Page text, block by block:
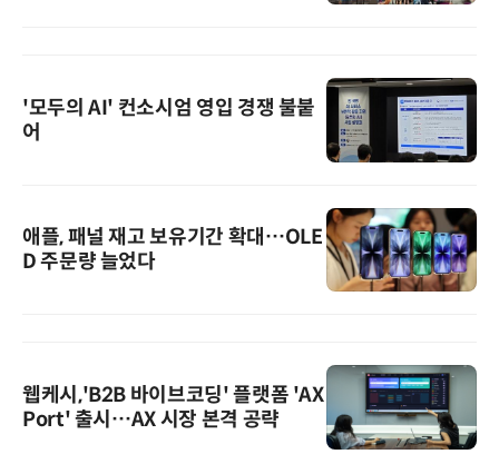
'모두의 AI' 컨소시엄 영입 경쟁 불붙
어
애플, 패널 재고 보유기간 확대…OLE
D 주문량 늘었다
웹케시,'B2B 바이브코딩' 플랫폼 'AX
Port' 출시…AX 시장 본격 공략